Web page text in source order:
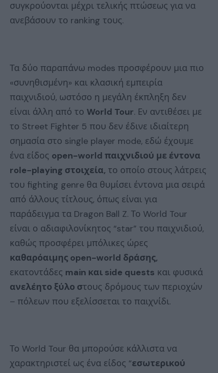
συγκρούονται μέχρι τελικής πτώσεως για να
ανεβάσουν το ranking τους.
Τα δύο παραπάνω modes προσφέρουν μια πιο
«συνηθισμένη» και κλασική εμπειρία
παιχνιδιού, ωστόσο η μεγάλη έκπληξη δεν
είναι άλλη από το World Tour. Εν αντιθέσει με
το Street Fighter 5 που δεν έδινε ιδιαίτερη
σημασία στο single player mode, εδώ έχουμε
ένα είδος open-world παιχνιδιού με έντονα
role-playing στοιχεία, το οποίο στους λάτρεις
του fighting genre θα θυμίσει έντονα μια σειρά
από άλλους τίτλους, όπως είναι για
παράδειγμα τα Dragon Ball Z. Το World Tour
είναι ο αδιαφιλονίκητος “star” του παιχνιδιού,
καθώς προσφέρει μπόλικες ώρες
καθαρόαιμης open-world δράσης,
εκατοντάδες main και side quests και φυσικά
ανελέητο ξύλο στους δρόμους των περιοχών
– πόλεων που εξελίσσεται το παιχνίδι.
Το World Tour θα μπορούσε κάλλιστα να
χαρακτηριστεί ως ένα είδος “εσωτερικού